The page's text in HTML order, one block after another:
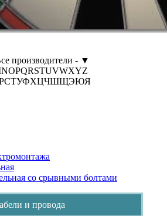
производители - ▼
NOPQRSTUVWXYZ
СТУФХЦЧШЩЭЮЯ
со срывными болтами
и провода